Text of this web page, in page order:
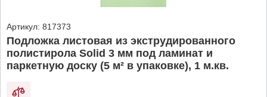
Артикул: 817373
Подложка листовая из экструдированного
полистирола Solid 3 мм под ламинат и
паркетную доску (5 м² в упаковке), 1 м.кв.